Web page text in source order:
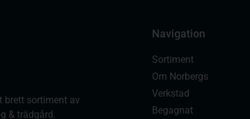
brett sortiment av
& trädgård.
Navigation
Sortiment
Om Norbergs
Verkstad
Begagnat